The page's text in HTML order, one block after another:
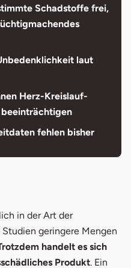
Schadstoffe frei,
laut
Herz-Kreislauf-
fehlen bisher
in der Art der
geringere Mengen
handelt es sich
Produkt. Ein